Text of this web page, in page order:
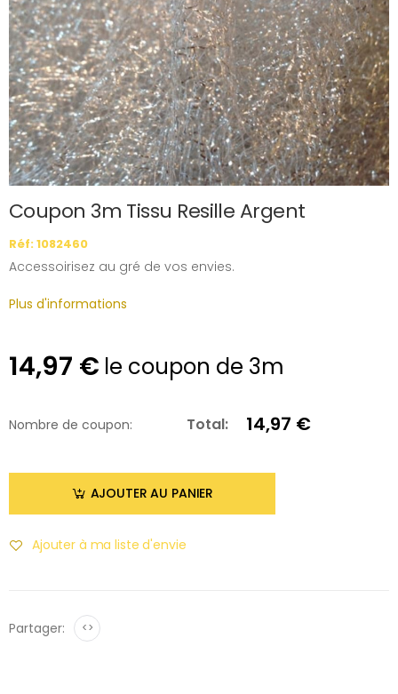
Coupon 3m Tissu Resille Argent
Réf: 1082460
Accessoirisez au gré de vos envies.
Plus d'informations
14,97 € le coupon de 3m
Nombre de coupon: Total: 14,97 €
AJOUTER AU PANIER
Ajouter à ma liste d'envie
Partager: <>